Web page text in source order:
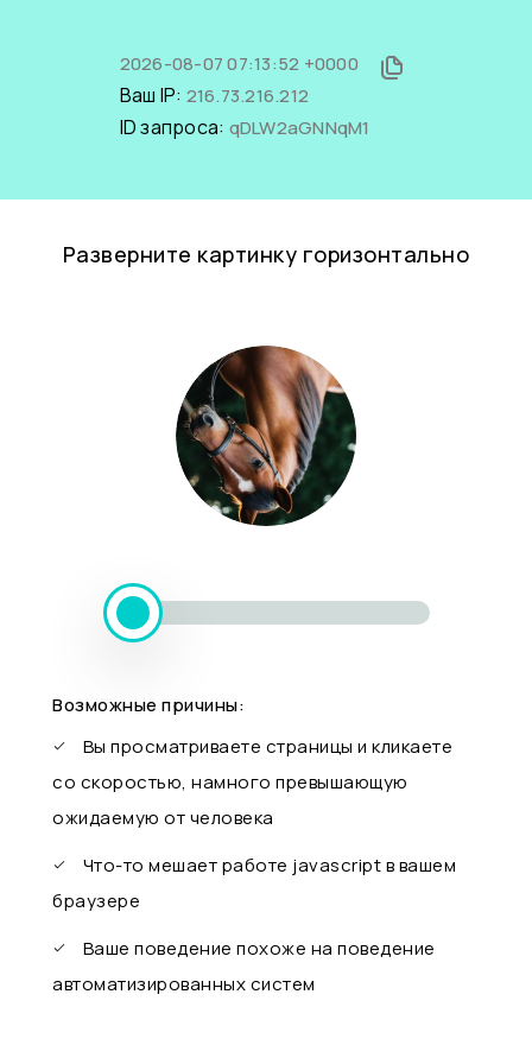
2026-08-07 07:13:52 +0000
Ваш IP: 216.73.216.212
ID запроса: qDLW2aGNNqM1
Разверните картинку горизонтально
Возможные причины:
Вы просматриваете страницы и кликаете
со скоростью, намного превышающую
ожидаемую от человека
Что-то мешает работе javascript в вашем
браузере
Ваше поведение похоже на поведение
автоматизированных систем